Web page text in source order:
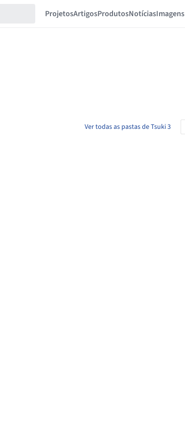
ProjetosArtigosProdutosNotíciasImagens
Ver todas as pastas de Tsuki 3